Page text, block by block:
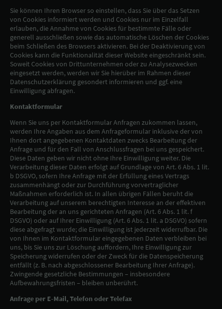
Sie können Ihren Browser so einstellen, dass Sie über das Setzen
von Cookies informiert werden und Cookies nur im Einzelfall
erlauben, die Annahme von Cookies für bestimmte Fälle oder
generell ausschließen sowie das automatische Löschen der Cookies
beim Schließen des Browsers aktivieren. Bei der Deaktivierung von
Cookies kann die Funktionalität dieser Website eingeschränkt sein.
Soweit Cookies von Drittunternehmen oder zu Analysezwecken
eingesetzt werden, werden wir Sie hierüber im Rahmen dieser
Datenschutzerklärung gesondert informieren und ggf. eine
Einwilligung abfragen.
Kontaktformular
Wenn Sie uns per Kontaktformular Anfragen zukommen lassen,
werden Ihre Angaben aus dem Anfrageformular inklusive der von
Ihnen dort angegebenen Kontaktdaten zwecks Bearbeitung der
Anfrage und für den Fall von Anschlussfragen bei uns gespeichert.
Diese Daten geben wir nicht ohne Ihre Einwilligung weiter. Die
Verarbeitung dieser Daten erfolgt auf Grundlage von Art. 6 Abs. 1 lit.
b DSGVO, sofern Ihre Anfrage mit der Erfüllung eines Vertrags
zusammenhängt oder zur Durchführung vorvertraglicher
Maßnahmen erforderlich ist. In allen übrigen Fällen beruht die
Verarbeitung auf unserem berechtigten Interesse an der effektiven
Bearbeitung der an uns gerichteten Anfragen (Art. 6 Abs. 1 lit. f
DSGVO) oder auf Ihrer Einwilligung (Art. 6 Abs. 1 lit. a DSGVO) sofern
diese abgefragt wurde; die Einwilligung ist jederzeit widerrufbar. Die
von Ihnen im Kontaktformular eingegebenen Daten verbleiben bei
uns, bis Sie uns zur Löschung auffordern, Ihre Einwilligung zur
Speicherung widerrufen oder der Zweck für die Datenspeicherung
entfällt (z. B. nach abgeschlossener Bearbeitung Ihrer Anfrage).
Zwingende gesetzliche Bestimmungen – insbesondere
Aufbewahrungsfristen – bleiben unberührt.
Anfrage per E-Mail, Telefon oder Telefax